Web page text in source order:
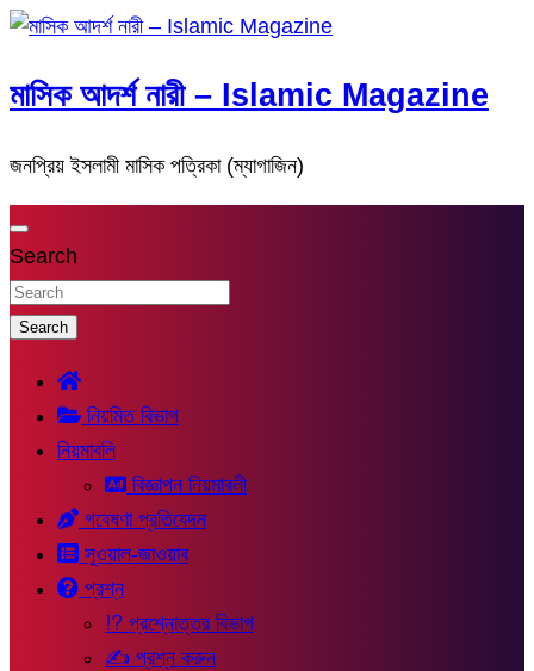
মাসিক আদর্শ নারী – Islamic Magazine
জনপ্রিয় ইসলামী মাসিক পত্রিকা (ম্যাগাজিন)
Search
Search
নিয়মিত বিভাগ
নিয়মাবলি
বিজ্ঞাপন নিয়মাবলী
গবেষণা প্রতিবেদন
সুওয়াল-জাওয়াব
প্রশ্ন
⁉ প্রশ্নোত্তর বিভাগ
✍ প্রশ্ন করুন